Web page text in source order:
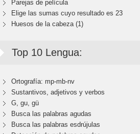
Parejas de película
Elige las sumas cuyo resultado es 23
Huesos de la cabeza (1)
Top 10 Lengua:
Ortografía: mp-mb-nv
Sustantivos, adjetivos y verbos
G, gu, gü
Busca las palabras agudas
Busca las palabras esdrújulas